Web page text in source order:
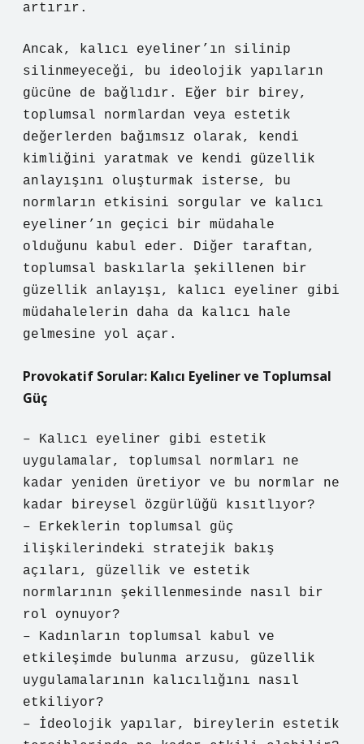
artırır.
Ancak, kalıcı eyeliner’ın silinip
silinmeyeceği, bu ideolojik yapıların
gücüne de bağlıdır. Eğer bir birey,
toplumsal normlardan veya estetik
değerlerden bağımsız olarak, kendi
kimliğini yaratmak ve kendi güzellik
anlayışını oluşturmak isterse, bu
normların etkisini sorgular ve kalıcı
eyeliner’ın geçici bir müdahale
olduğunu kabul eder. Diğer taraftan,
toplumsal baskılarla şekillenen bir
güzellik anlayışı, kalıcı eyeliner gibi
müdahalelerin daha da kalıcı hale
gelmesine yol açar.
Provokatif Sorular: Kalıcı Eyeliner ve Toplumsal
Güç
– Kalıcı eyeliner gibi estetik
uygulamalar, toplumsal normları ne
kadar yeniden üretiyor ve bu normlar ne
kadar bireysel özgürlüğü kısıtlıyor?
– Erkeklerin toplumsal güç
ilişkilerindeki stratejik bakış
açıları, güzellik ve estetik
normlarının şekillenmesinde nasıl bir
rol oynuyor?
– Kadınların toplumsal kabul ve
etkileşimde bulunma arzusu, güzellik
uygulamalarının kalıcılığını nasıl
etkiliyor?
– İdeolojik yapılar, bireylerin estetik